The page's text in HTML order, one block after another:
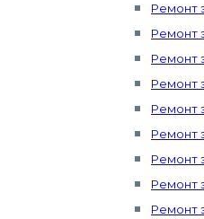
Ремонт
Ремонт
Ремонт
Ремонт
Ремонт
Ремонт
Ремонт
Ремонт
Ремонт